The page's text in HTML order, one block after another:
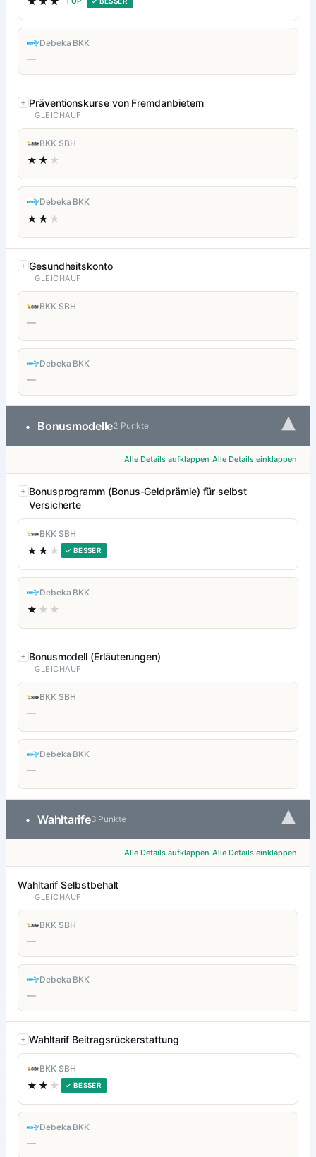
Debeka BKK
—
Präventionskurse von Fremdanbietern
GLEICHAUF
BKK SBH
★★ ★
Debeka BKK
★★ ★
Gesundheitskonto
GLEICHAUF
BKK SBH
—
Debeka BKK
—
• Bonusmodelle2 Punkte ▾
Alle Details aufklappen Alle Details einklappen
Bonusprogramm (Bonus-Geldprämie) für selbst
Versicherte
BKK SBH
★★ ★ ✓ BESSER
Debeka BKK
★ ★★
Bonusmodell (Erläuterungen)
GLEICHAUF
BKK SBH
—
Debeka BKK
—
• Wahltarife3 Punkte ▾
Alle Details aufklappen Alle Details einklappen
Wahltarif Selbstbehalt
GLEICHAUF
BKK SBH
—
Debeka BKK
—
Wahltarif Beitragsrückerstattung
BKK SBH
★★ ★ ✓ BESSER
Debeka BKK
—